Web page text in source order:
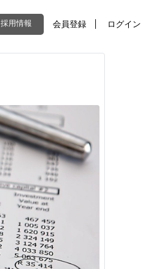
採用情報 会員登録 ログイン